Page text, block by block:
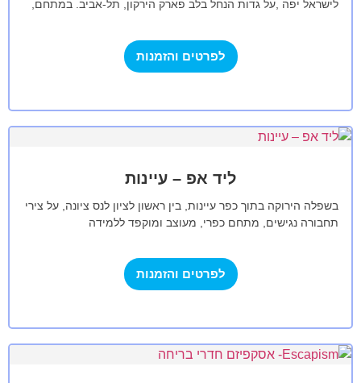
לישראל יפה ,על גדות הנחל בלב פארק הירקון, תל-אביב. במתחם,
לפרטים והזמנות
ליד אפ – עיינות
בשפלה הירוקה בתוך כפר עיינות, בין ראשון לציון לנס ציונה, על צירי
תחבורה נגישים, מתחם כפרי, מעוצב ומוקפד ללמידה
לפרטים והזמנות